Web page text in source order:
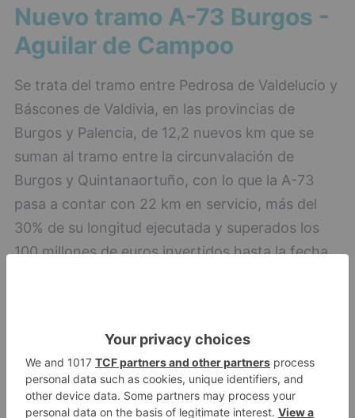
Nuevo tramo A-73 Burgos -
Aguilar de Campoo
Se trata del tramo entre Pedrosa de Valdelucio y
Báscones de Valdivia, en las provincias de
Burgos y Palencia, de 12,2 nuevos km que se
suman al tramo entre la circunvalación de
Burgos y Quintanaortuño, con lo que la A-73
pasa a contar con 22 km en servicio, más del
30% de su longitud ejecutada y superados los
100 millones de euros invertidos hasta la fecha.
623, entre Burgos y Quintanaortuño, y N-627
entre Quintanaortuño y Aguilar. Con su avance,
supone una mejora de capacidad, tiempos de
recorrido y seguridad vial de este corredor,